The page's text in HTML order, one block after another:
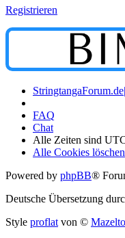
Registrieren
FAQ
Chat
Alle Zeiten sind
Alle Cookies löschen
Powered by phpBB®
Deutsche Übersetzung
Style proflat von ©